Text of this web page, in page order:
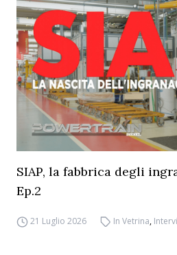
SIAP, la fabbrica degli
Ep.2
21 Luglio 2026 In Vetrina,